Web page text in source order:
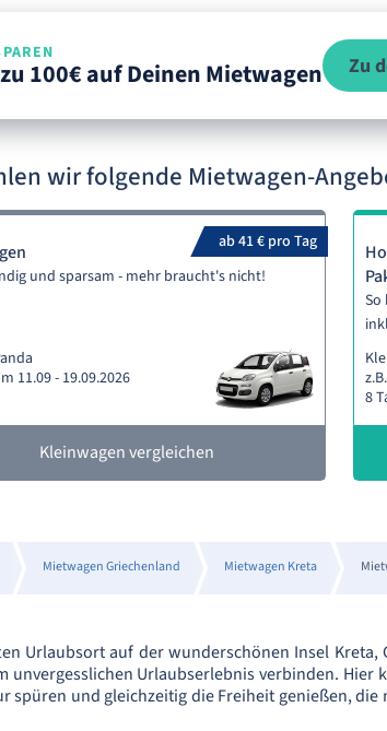
100€ auf Deinen Mietwagen Zu
wir folgende Mietwagen-
ab 41 € pro Tag
und sparsam - mehr braucht's nicht!
11.09 - 19.09.2026
Kleinwagen vergleichen
So
8
Mietwagen Griechenland Mietwagen Kreta
Urlaubsort auf der wunderschönen Insel Kreta,
unvergesslichen Urlaubserlebnis verbinden. Hier
und gleichzeitig die Freiheit genießen, die